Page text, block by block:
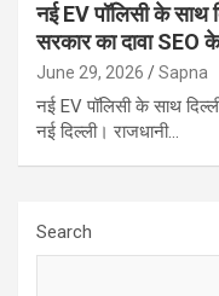
नई EV पॉलिसी के साथ
सरकार का दावा SEO
June 29, 2026 Sapna
नई EV पॉलिसी के साथ
नई दिल्ली। राजधानी…
Search